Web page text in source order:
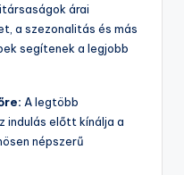
árai
a szezonalitás és más
segítenek a legjobb
A legtöbb
előtt kínálja a
népszerű